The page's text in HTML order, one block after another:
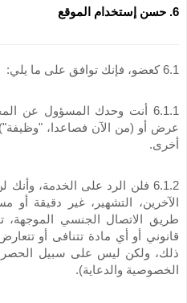
6. حسن إستخدام الموقع
6.1 كعضو، فإنك توافق على ما يلي:
6.1.1 أنت وحدك المسؤول عن
عرض أو (من الآن فصاعدا،
أخرى.
6.1.2 فلن الرد على الخدمة،
الآخرين، التشهير، غير دقيقة
طريق الاتصال الجنسي الموجهة،
قانوني أو أي مادة تتنافى أو
ذلك، ولكن ليس على سبيل
الخصوصية والدعاية).